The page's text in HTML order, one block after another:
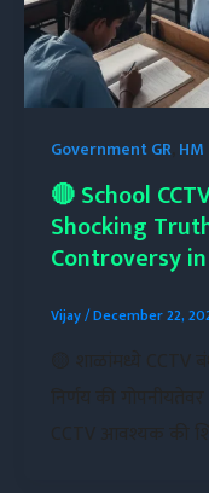
Government GR,
🔴 School
Shocking
Controversy
Vijay/December 22,